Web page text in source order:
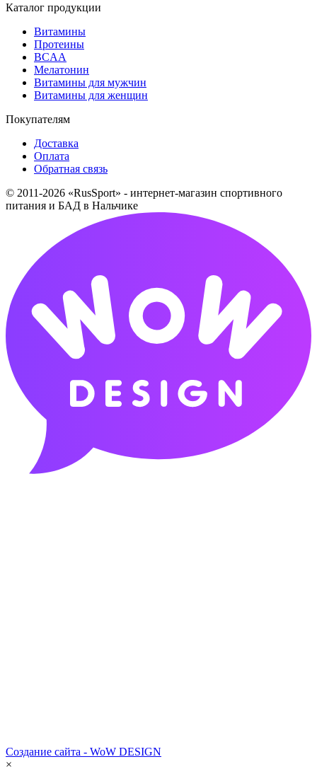
Каталог продукции
Витамины
Протеины
BCAA
Мелатонин
Витамины для мужчин
Витамины для женщин
Покупателям
Доставка
Оплата
Обратная связь
© 2011-2026 «RusSport» - интернет-магазин спортивного
питания и БАД в Нальчике
Создание сайта - WoW DESIGN
×